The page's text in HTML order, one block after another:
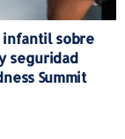
infantil sobre
seguridad
Summit